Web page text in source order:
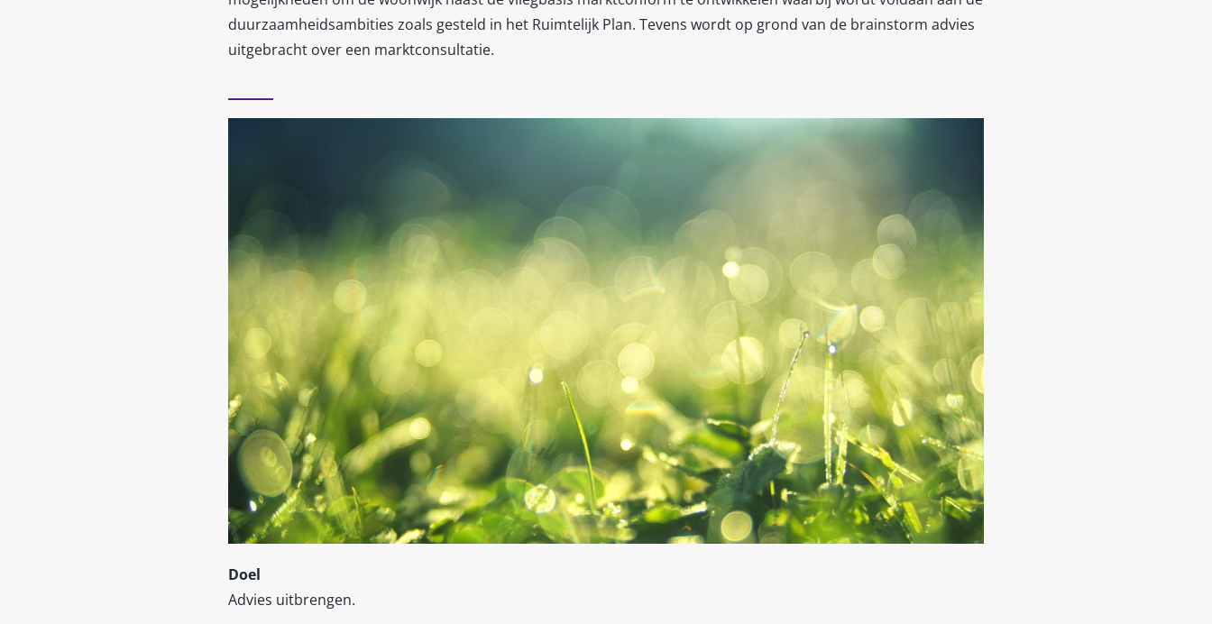
duurzaamheidsambities zoals gesteld in het Ruimtelijk Plan. Tevens wordt op grond van de brainstorm advies
uitgebracht over een marktconsultatie.
Doel
Advies uitbrengen.